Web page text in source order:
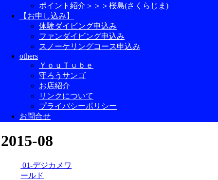
ポイント紹介＞＞＞桜島(さくらじま)
【お申し込み】
体験ダイビング申込み
ファンダイビング申込み
スノーケリングコース申込み
others
ＹｏｕＴｕｂｅ
守ろうサンゴ
お店紹介
リンクについて
プライバシーポリシー
お問合せ
2015-08
01-デジカメワ
ールド